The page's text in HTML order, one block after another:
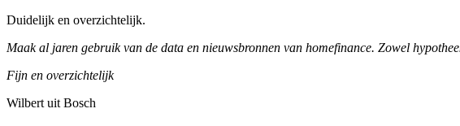
Duidelijk en overzichtelijk.
Maak al jaren gebruik van de data en nieuwsbronnen van homefinance. Zowel
Fijn en overzichtelijk
Wilbert uit Bosch